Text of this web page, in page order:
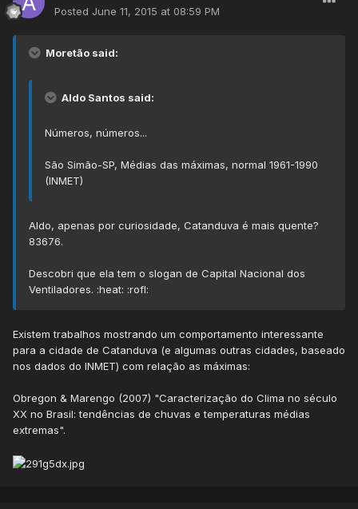
Posted June 11, 2015 at 08:59 PM
Moretão said:
Aldo Santos said:
Números, números...
São Simão-SP, Médias das máximas, normal 1961-1990
(INMET)
Aldo, apenas por curiosidade, Catanduva é mais quente?
83676.
Descobri que ela tem o slogan de Capital Nacional dos
Ventiladores. :heat: :rofl:
Existem trabalhos mostrando um comportamento interessante
para a cidade de Catanduva (e algumas outras cidades, baseado
nos dados do INMET) com relação as máximas:
Obregon & Marengo (2007) "Caracterização do Clima no século
XX no Brasil: tendências de chuvas e temperaturas médias
extremas".